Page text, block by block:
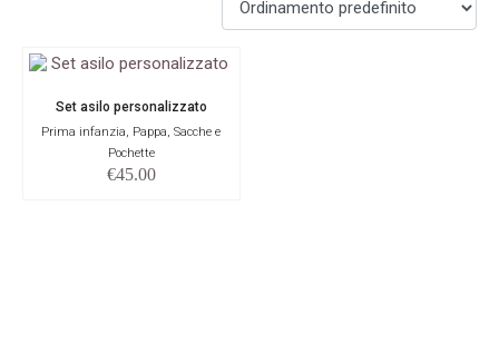
Set asilo personalizzato
Prima infanzia, Pappa, Sacche e
Pochette
€45.00